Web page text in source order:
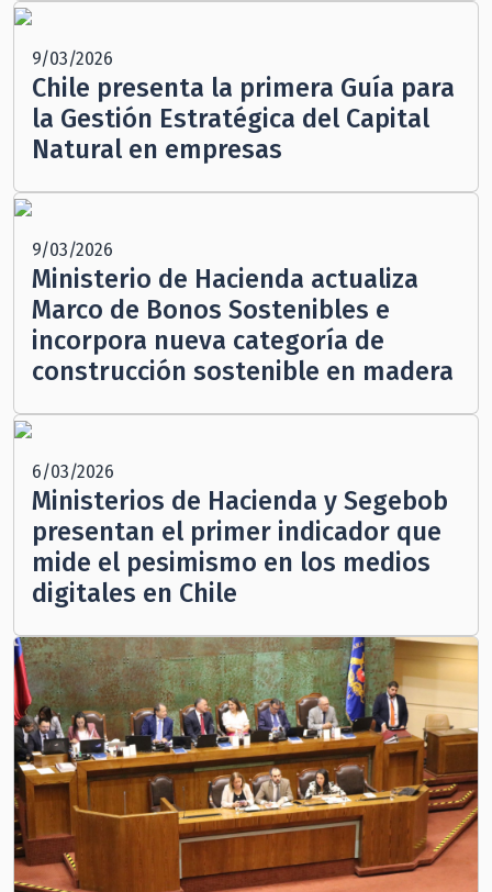
9/03/2026
Chile presenta la primera Guía para
la Gestión Estratégica del Capital
Natural en empresas
9/03/2026
Ministerio de Hacienda actualiza
Marco de Bonos Sostenibles e
incorpora nueva categoría de
construcción sostenible en madera
6/03/2026
Ministerios de Hacienda y Segebob
presentan el primer indicador que
mide el pesimismo en los medios
digitales en Chile